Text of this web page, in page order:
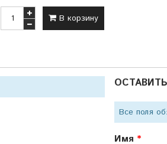
В корзину
Все поля
Имя